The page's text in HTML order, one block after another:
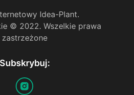
Idea-Plant.
© 2022. Wszelkie prawa
zastrzeżone
Subskrybuj: